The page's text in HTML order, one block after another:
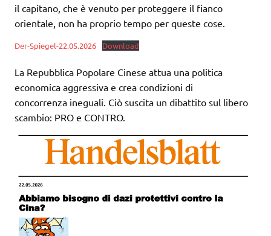
il capitano, che è venuto per proteggere il fianco
orientale, non ha proprio tempo per queste cose.
Der-Spiegel-22.05.2026 Download
La Repubblica Popolare Cinese attua una politica
economica aggressiva e crea condizioni di
concorrenza ineguali. Ciò suscita un dibattito sul libero
scambio: PRO e CONTRO.